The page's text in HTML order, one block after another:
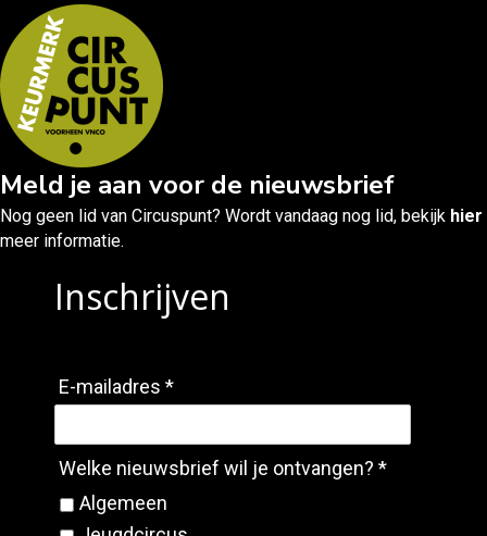
Meld je aan voor de nieuwsbrief
Nog geen lid van Circuspunt? Wordt vandaag nog lid, bekijk hier
meer informatie.
Inschrijven
E-mailadres *
Welke nieuwsbrief wil je ontvangen? *
Algemeen